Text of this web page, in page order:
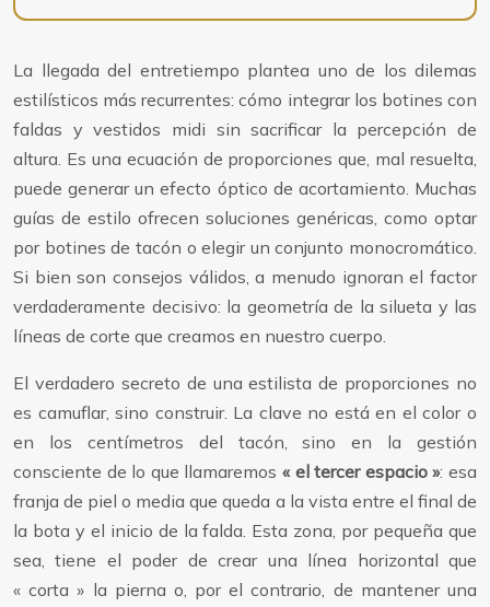
La llegada del entretiempo plantea uno de los dilemas
estilísticos más recurrentes: cómo integrar los botines con
faldas y vestidos midi sin sacrificar la percepción de
altura. Es una ecuación de proporciones que, mal resuelta,
puede generar un efecto óptico de acortamiento. Muchas
guías de estilo ofrecen soluciones genéricas, como optar
por botines de tacón o elegir un conjunto monocromático.
Si bien son consejos válidos, a menudo ignoran el factor
verdaderamente decisivo: la geometría de la silueta y las
líneas de corte que creamos en nuestro cuerpo.
El verdadero secreto de una estilista de proporciones no
es camuflar, sino construir. La clave no está en el color o
en los centímetros del tacón, sino en la gestión
consciente de lo que llamaremos « el tercer espacio »: esa
franja de piel o media que queda a la vista entre el final de
la bota y el inicio de la falda. Esta zona, por pequeña que
sea, tiene el poder de crear una línea horizontal que
« corta » la pierna o, por el contrario, de mantener una